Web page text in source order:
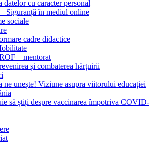
datelor cu caracter personal
Siguranță în mediul online
sociale
cadre didactice
– mentorat
și combaterea hărțuirii
ne unește! Viziune asupra viitorului educației
să știți despre vaccinarea împotriva COVID-